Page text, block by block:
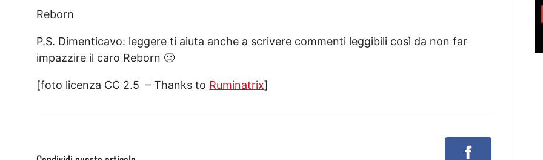
Reborn
P.S. Dimenticavo: leggere ti aiuta anche a scrivere commenti leggibili così da non far
impazzire il caro Reborn 🙂
[foto licenza CC 2.5 – Thanks to Ruminatrix]